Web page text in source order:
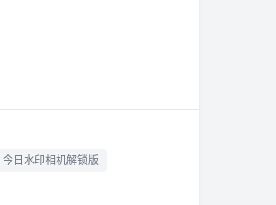
今日水印相机解锁版